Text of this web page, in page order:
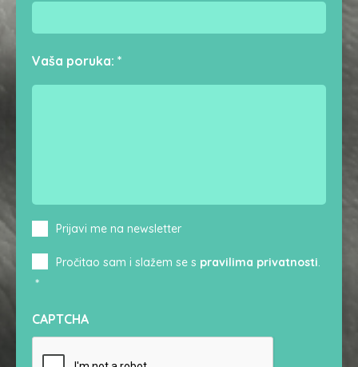
Vaša poruka: *
Newsletter
Prijavi me na newsletter
Consent *
Pročitao sam i slažem se s pravilima privatnosti.
*
CAPTCHA